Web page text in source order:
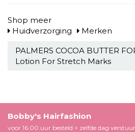
Shop meer
Huidverzorging
Merken
PALMERS COCOA BUTTER
Lotion For Stretch Marks
Bobby's Hairfashion
voor 16.00 uur besteld = zelfde dag